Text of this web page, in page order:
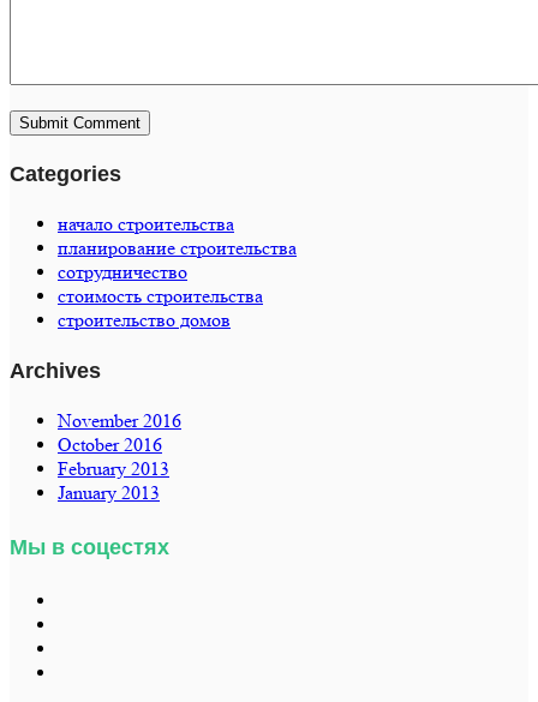
Categories
начало строительства
планирование строительства
сотрудничество
стоимость строительства
строительство домов
Archives
November 2016
October 2016
February 2013
January 2013
Мы в соцестях